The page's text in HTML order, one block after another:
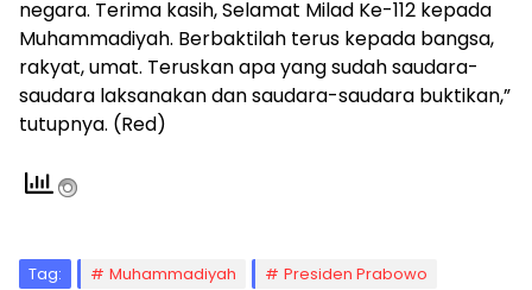
negara. Terima kasih, Selamat Milad Ke-112 kepada
Muhammadiyah. Berbaktilah terus kepada bangsa,
rakyat, umat. Teruskan apa yang sudah saudara-
saudara laksanakan dan saudara-saudara buktikan,”
tutupnya. (Red)
Tag: Muhammadiyah Presiden Prabowo